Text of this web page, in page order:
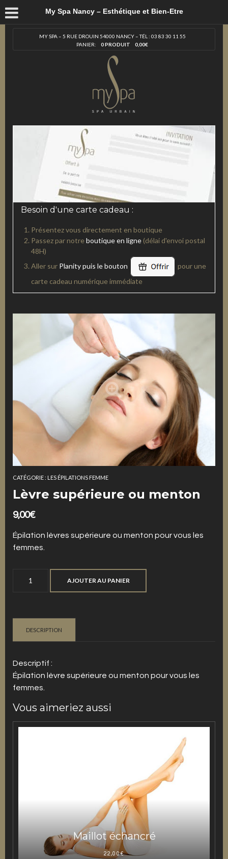
My Spa Nancy – Esthétique et Bien-Etre
MY SPA – 5 RUE DROUIN 54000 NANCY – TÉL : 03 83 30 11 55
PANIER:
0 PRODUIT 0,00€
Besoin d'une carte cadeau :
Présentez vous directement en boutique
Passez par notre boutique en ligne (délai d'envoi postal
48H)
Aller sur Planity puis le bouton
pour une
carte cadeau numérique immédiate
CATÉGORIE : LES ÉPILATIONS FEMME
Lèvre supérieure ou menton
9,00€
Épilation lèvres supérieure ou menton pour vous les
femmes.
menton
AJOUTER AU PANIER
DESCRIPTION
Descriptif :
Épilation lèvre supérieure ou menton pour vous les
femmes.
Vous aimeriez aussi
Maillot échancré
22,00€